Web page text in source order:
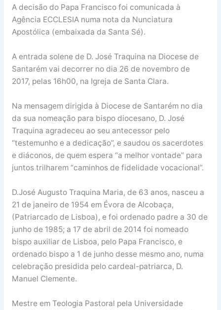
A decisão do Papa Francisco foi comunicada à
Agência ECCLESIA numa nota da Nunciatura
Apostólica (embaixada da Santa Sé).
A entrada solene de D. José Traquina na Diocese de
Santarém vai decorrer no dia 26 de novembro de
2017, pelas 16h00, na Igreja de Santa Clara.
Na mensagem dirigida à Diocese de Santarém no dia
da sua nomeação para bispo diocesano, D. José
Traquina agradeceu ao seu antecessor pelo
“testemunho e a dedicação”, e saudou os sacerdotes
e diáconos, de quem espera “a melhor vontade” para
juntos trilharem “caminhos de fidelidade vocacional”.
D.José Augusto Traquina Maria, de 63 anos, nasceu a
21 de janeiro de 1954 em Évora de Alcobaça,
(Patriarcado de Lisboa), e foi ordenado padre a 30 de
junho de 1985; a 17 de abril de 2014 foi nomeado
bispo auxiliar de Lisboa, pelo Papa Francisco, e
ordenado bispo a 1 de junho desse mesmo ano, numa
celebração presidida pelo cardeal-patriarca, D.
Manuel Clemente.
Mestre em Teologia Pastoral pela Universidade